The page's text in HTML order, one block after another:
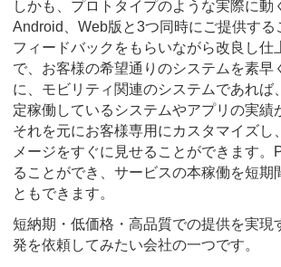
しかも、プロトタイプのような実際に動
Android、Web版と3つ同時にご提供する
フィードバックをもらいながら改良し仕
で、お客様の希望通りのシステムを素早
に、モビリティ関連のシステムであれば
定稼働しているシステムやアプリの実績
それを元にお客様専用にカスタマイズし
メージをすぐに見せることができます。
ることができ、サービスの本稼働を短期
ともできます。
短納期・低価格・高品質での提供を実現
発を依頼してみたい会社の一つです。